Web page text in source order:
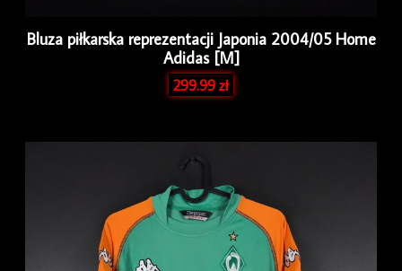
Bluza piłkarska reprezentacji Japonia 2004/05 Home
Adidas [M]
299.99zł